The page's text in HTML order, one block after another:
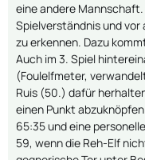
eine andere
Spielverständnis und vor
zu erkennen. Dazu
Auch im 3. Spiel
(Foulelfmeter,
Ruis (50.) dafür
einen Punkt
65:35 und eine
59, wenn die Reh-Elf